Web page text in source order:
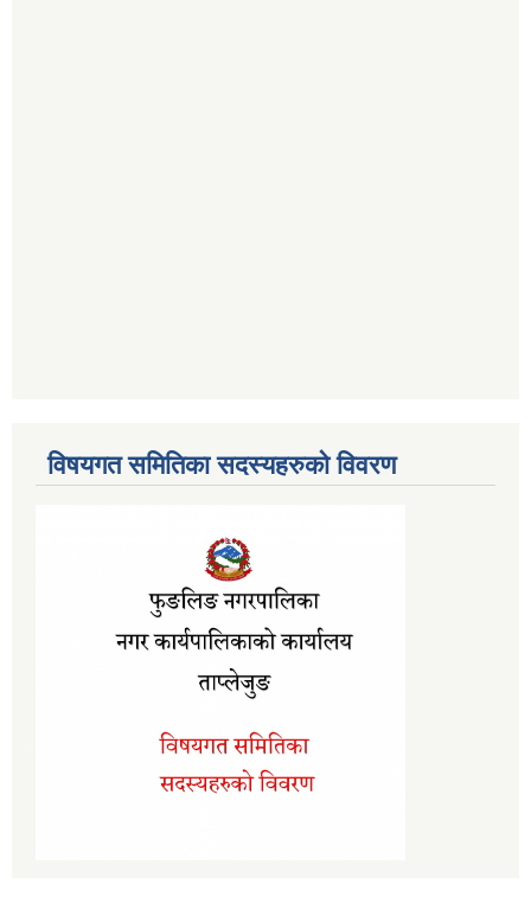
विषयगत समितिका सदस्यहरुको विवरण